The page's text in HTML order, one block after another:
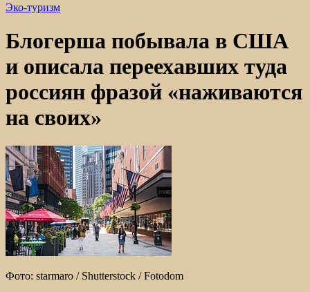
Эко-туризм
Блогерша побывала в США
и описала переехавших туда
россиян фразой «наживаются
на своих»
Фото: starmaro / Shutterstock / Fotodom